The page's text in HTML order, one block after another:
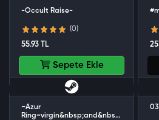
-Occult Raise-
(0)
55.93 TL
Sepete Ekle
~Azur